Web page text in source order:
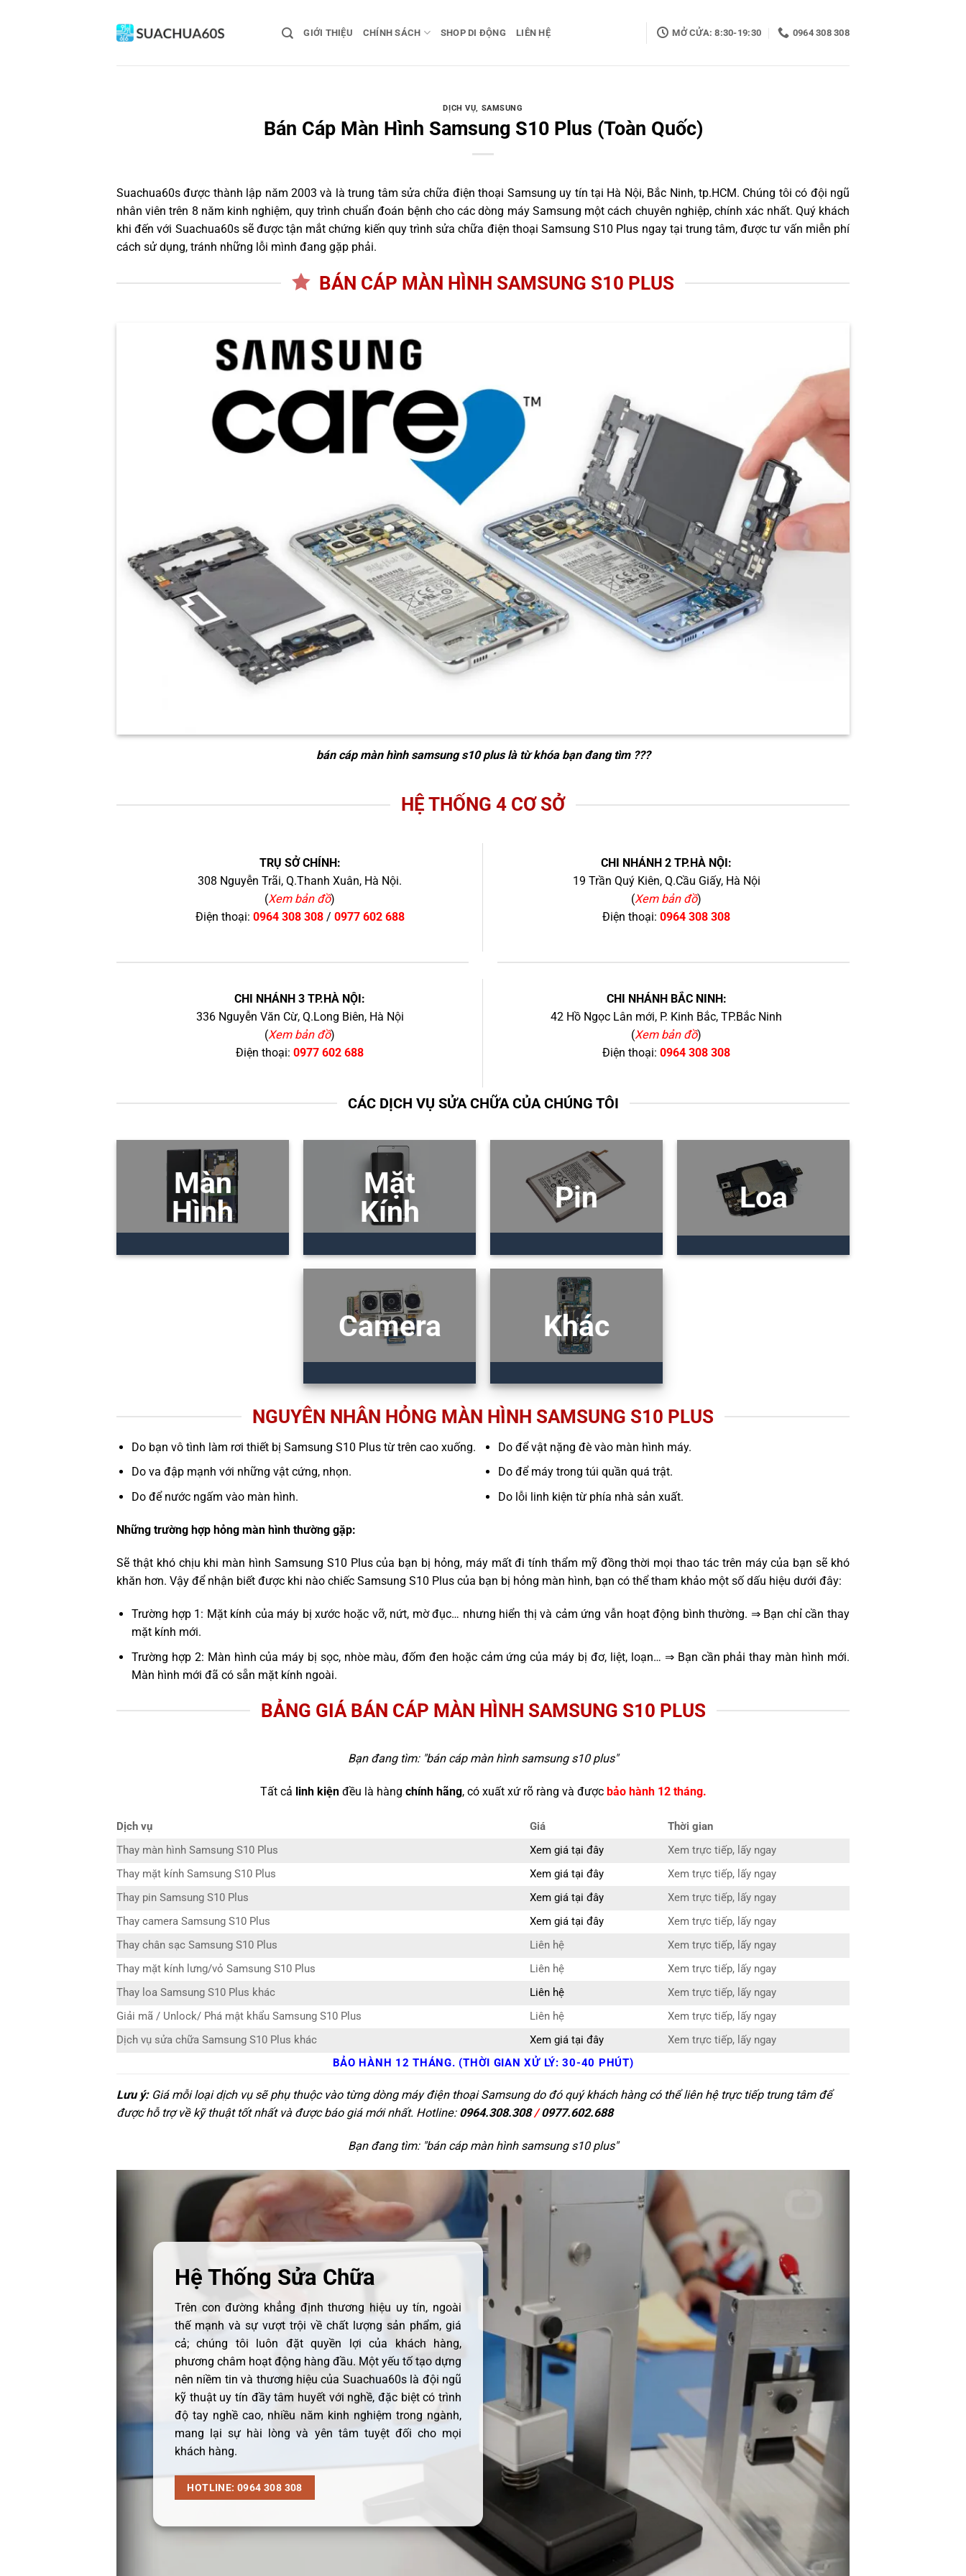
GIỚI THIỆU CHÍNH SÁCH SHOP DI ĐỘNG LIÊN HỆ MỞ CỬA: 8:30-19:30 0964 308 308
DỊCH VỤ, SAMSUNG
Bán Cáp Màn Hình Samsung S10 Plus (Toàn Quốc)
Suachua60s được thành lập năm 2003 và là trung tâm sửa chữa điện thoại Samsung uy tín tại Hà Nội, Bắc Ninh, tp.HCM. Chúng tôi có đội ngũ
nhân viên trên 8 năm kinh nghiệm, quy trình chuẩn đoán bệnh cho các dòng máy Samsung một cách chuyên nghiệp, chính xác nhất. Quý khách
khi đến với Suachua60s sẽ được tận mắt chứng kiến quy trình sửa chữa điện thoại Samsung S10 Plus ngay tại trung tâm, được tư vấn miễn phí
cách sử dụng, tránh những lỗi mình đang gặp phải.
BÁN CÁP MÀN HÌNH SAMSUNG S10 PLUS
bán cáp màn hình samsung s10 pluslà từ khóa bạn đang tìm ???
HỆ THỐNG 4 CƠ SỞ
TRỤ SỞ CHÍNH:
308 Nguyễn Trãi, Q.Thanh Xuân, Hà Nội.
(Xem bản đồ)
Điện thoại: 0964 308 308/ 0977 602 688
CHI NHÁNH 2 TP.HÀ NỘI:
19 Trần Quý Kiên, Q.Cầu Giấy, Hà Nội
(Xem bản đồ)
Điện thoại: 0964 308 308
CHI NHÁNH 3 TP.HÀ NỘI:
336 Nguyễn Văn Cừ, Q.Long Biên, Hà Nội
(Xem bản đồ)
Điện thoại: 0977 602 688
CHI NHÁNH BẮC NINH:
42 Hồ Ngọc Lân mới, P. Kinh Bắc, TP.Bắc Ninh
(Xem bản đồ)
Điện thoại: 0964 308 308
CÁC DỊCH VỤ SỬA CHỮA CỦA CHÚNG TÔI
Màn
Hình
Mặt
Kính
Pin Loa
Camera Khác
NGUYÊN NHÂN HỎNG MÀN HÌNH SAMSUNG S10 PLUS
Do bạn vô tình làm rơi thiết bị Samsung S10 Plus từ trên cao xuống.
Do va đập mạnh với những vật cứng, nhọn.
Do để nước ngấm vào màn hình.
Do để vật nặng đè vào màn hình máy.
Do để máy trong túi quần quá trật.
Do lỗi linh kiện từ phía nhà sản xuất.
Những trường hợp hỏng màn hình thường gặp:
Sẽ thật khó chịu khi màn hình Samsung S10 Plus của bạn bị hỏng, máy mất đi tính thẩm mỹ đồng thời mọi thao tác trên máy của bạn sẽ khó
khăn hơn. Vậy để nhận biết được khi nào chiếc Samsung S10 Plus của bạn bị hỏng màn hình, bạn có thể tham khảo một số dấu hiệu dưới đây:
Trường hợp 1: Mặt kính của máy bị xước hoặc vỡ, nứt, mờ đục… nhưng hiển thị và cảm ứng vẫn hoạt động bình thường. ⇒ Bạn chỉ cần thay
mặt kính mới.
Trường hợp 2: Màn hình của máy bị sọc, nhòe màu, đốm đen hoặc cảm ứng của máy bị đơ, liệt, loạn… ⇒ Bạn cần phải thay màn hình mới.
Màn hình mới đã có sẵn mặt kính ngoài.
BẢNG GIÁ BÁN CÁP MÀN HÌNH SAMSUNG S10 PLUS
Bạn đang tìm: "bán cáp màn hình samsung s10 plus"
Tất cả linh kiệnđều là hàng chính hãng, có xuất xứ rõ ràng và được bảo hành 12 tháng.
Dịch vụ Giá
Thời gian
Thay màn hình Samsung S10 Plus
Xem giá tại đây
Xem trực tiếp, lấy ngay
Thay mặt kính Samsung S10 Plus
Xem giá tại đây
Xem trực tiếp, lấy ngay
Thay pin Samsung S10 Plus
Xem giá tại đây
Xem trực tiếp, lấy ngay
Thay camera Samsung S10 Plus
Xem giá tại đây
Xem trực tiếp, lấy ngay
Thay chân sạc Samsung S10 Plus
Liên hệ
Xem trực tiếp, lấy ngay
Thay mặt kính lưng/vỏ Samsung S10 Plus
Liên hệ
Xem trực tiếp, lấy ngay
Thay loa Samsung S10 Plus khác
Liên hệ
Xem trực tiếp, lấy ngay
Giải mã / Unlock/ Phá mật khẩu Samsung S10 Plus
Liên hệ
Xem trực tiếp, lấy ngay
Dịch vụ sửa chữa Samsung S10 Plus khác
Xem giá tại đây
Xem trực tiếp, lấy ngay
BẢO HÀNH 12 THÁNG. (THỜI GIAN XỬ LÝ: 30-40 PHÚT)
Lưu ý:Giá mỗi loại dịch vụ sẽ phụ thuộc vào từng dòng máy điện thoại Samsung do đó quý khách hàng có thể liên hệ trực tiếp trung tâm để
được hỗ trợ về kỹ thuật tốt nhất và được báo giá mới nhất. Hotline: 0964.308.308/0977.602.688
Bạn đang tìm: "bán cáp màn hình samsung s10 plus"
Hệ Thống Sửa Chữa
Trên con đường khẳng định thương hiệu uy tín, ngoài
thế mạnh và sự vượt trội về chất lượng sản phẩm, giá
cả; chúng tôi luôn đặt quyền lợi của khách hàng,
phương châm hoạt động hàng đầu. Một yếu tố tạo dựng
nên niềm tin và thương hiệu của Suachua60s là đội ngũ
kỹ thuật uy tín đầy tâm huyết với nghề, đặc biệt có trình
độ tay nghề cao, nhiều năm kinh nghiệm trong ngành,
mang lại sự hài lòng và yên tâm tuyệt đối cho mọi
khách hàng.
HOTLINE: 0964 308 308